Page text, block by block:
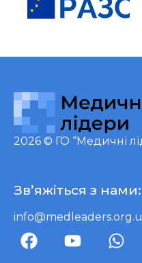
2026 © ГО “Медичні
Зв’яжіться з нами: